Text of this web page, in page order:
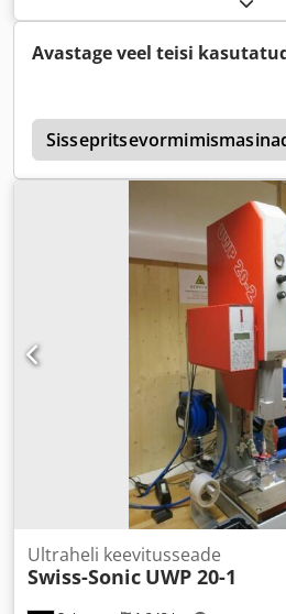
Avastage veel teisi
Ultraheli keevitusseade
Swiss-Sonic UWP 20-1